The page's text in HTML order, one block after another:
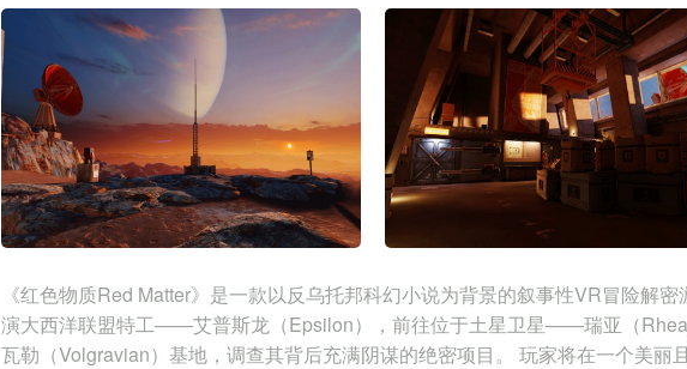
《红色物质Red Matter》是一款以反乌托邦科幻小说为背景的叙事性VR冒险解
演大西洋联盟特工——艾普斯龙（Epsilon），前往位于土星卫星——瑞亚（
瓦勒（Volgravian）基地，调查其背后充满阴谋的绝密项目。 玩家将在一个美丽